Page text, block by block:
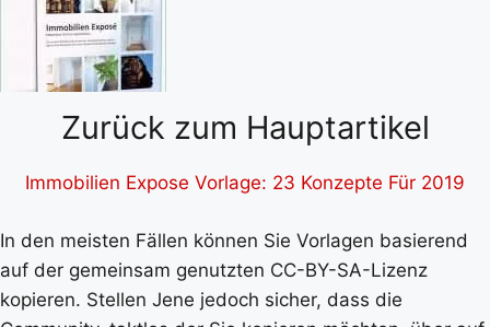
Zurück zum Hauptartikel
Immobilien Expose Vorlage: 23 Konzepte Für 2019
In den meisten Fällen können Sie Vorlagen basierend
auf der gemeinsam genutzten CC-BY-SA-Lizenz
kopieren. Stellen Jene jedoch sicher, dass die